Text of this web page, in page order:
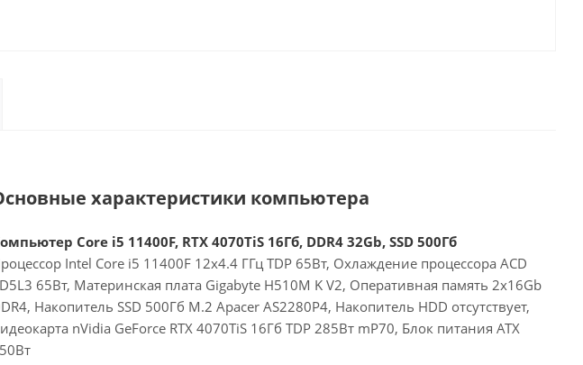
характеристики компьютера
Core i5 11400F, RTX 4070TiS 16Гб, DDR4 32Gb, SSD 500Гб
Intel Core i5 11400F 12x4.4 ГГц TDP 65Вт, Охлаждение процессора ACD
65Вт, Материнская плата Gigabyte H510M K V2, Оперативная память 2x16Gb
Накопитель SSD 500Гб M.2 Apacer AS2280P4, Накопитель HDD отсутствует,
nVidia GeForce RTX 4070TiS 16Гб TDP 285Вт mP70, Блок питания ATX